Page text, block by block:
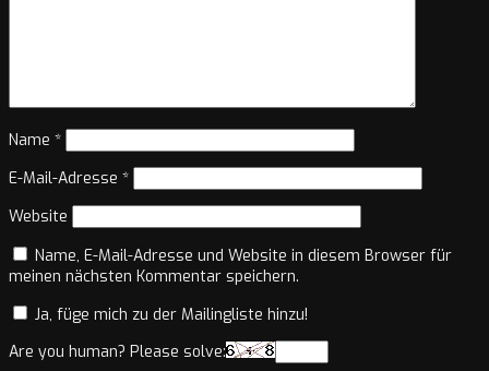
Name *
E-Mail-Adresse *
Website
Name, E-Mail-Adresse und Website in diesem Browser für
meinen nächsten Kommentar speichern.
Ja, füge mich zu der Mailingliste hinzu!
Are you human? Please solve: